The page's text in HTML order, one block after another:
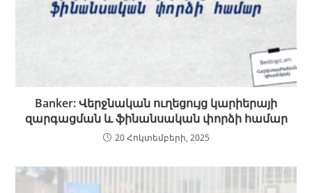
Banker: Վերջնական ուղեցույց կարիերայի
զարգացման և ֆինանսական փորձի համար
20 Հոկտեմբերի, 2025